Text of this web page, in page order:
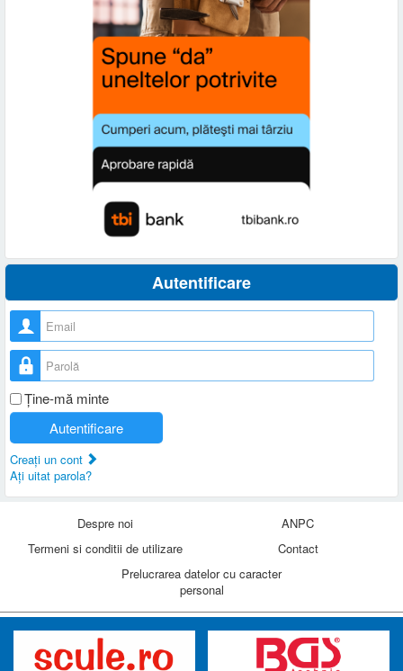
Autentificare
Nume utilizator
Parolă
Ţine-mă minte
Autentificare
Creaţi un cont
Aţi uitat parola?
Despre noi
ANPC
Termeni si conditii de utilizare
Contact
Prelucrarea datelor cu caracter
personal